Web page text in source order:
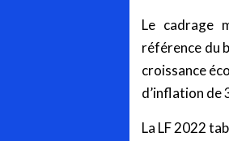
Le cadrage
référence du
croissance
d’inflation de
La LF 2022